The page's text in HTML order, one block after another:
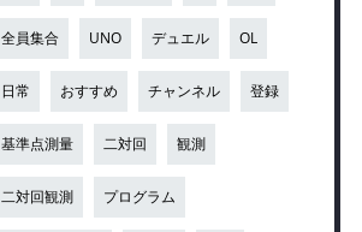
全員集合 UNO デュエル OL
日常 おすすめ チャンネル 登録
基準点測量 二対回 観測
二対回観測 プログラム